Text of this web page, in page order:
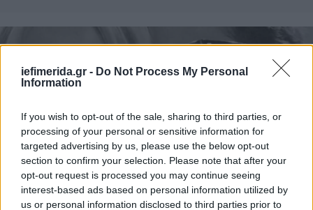
iefimerida.gr - Do Not Process My Personal
Information
If you wish to opt-out of the sale, sharing to third parties, or
processing of your personal or sensitive information for
targeted advertising by us, please use the below opt-out
section to confirm your selection. Please note that after your
opt-out request is processed you may continue seeing
interest-based ads based on personal information utilized by
us or personal information disclosed to third parties prior to
ΖΩΗ 19/09/2024 22:00